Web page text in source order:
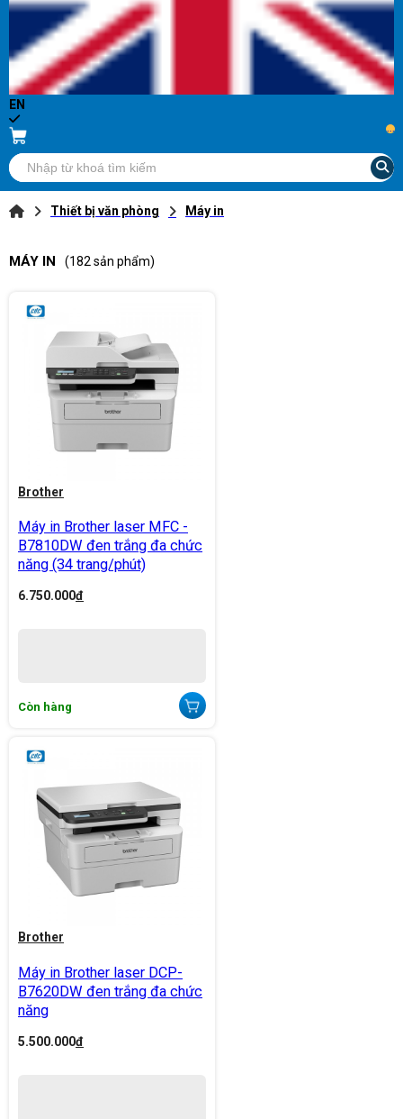
EN
...
Thiết bị văn phòng Máy in
MÁY IN (182 sản phẩm)
Brother
Máy in Brother laser MFC -
B7810DW đen trắng đa chức
năng (34 trang/phút)
6.750.000đ
Còn hàng
Brother
Máy in Brother laser DCP-
B7620DW đen trắng đa chức
năng
5.500.000đ